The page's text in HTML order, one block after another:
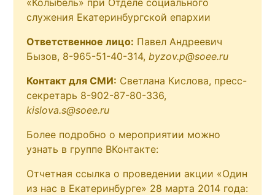
служения Екатеринбургской епархии
Ответственное лицо: Павел Андреевич
Бызов, 8-965-51-40-314, byzov.p@soee.ru
Контакт для СМИ: Светлана Кислова, пресс-
секретарь 8-902-87-80-336,
kislova.s@soee.ru
Более подробно о мероприятии можно
узнать в группе ВКонтакте:
Отчетная ссылка о проведении акции «Один
из нас в Екатеринбурге» 28 марта 2014 года: